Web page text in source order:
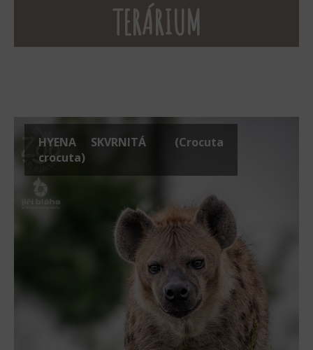
TERÁRIUM
HYENA SKVRNITÁ (Crocuta
crocuta)